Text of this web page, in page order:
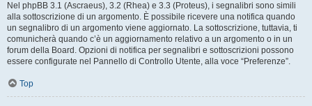
Nel phpBB 3.1 (Ascraeus), 3.2 (Rhea) e 3.3 (Proteus), i segnalibri sono simili
alla sottoscrizione di un argomento. È possibile ricevere una notifica quando
un segnalibro di un argomento viene aggiornato. La sottoscrizione, tuttavia, ti
comunicherà quando c’è un aggiornamento relativo a un argomento o in un
forum della Board. Opzioni di notifica per segnalibri e sottoscrizioni possono
essere configurate nel Pannello di Controllo Utente, alla voce “Preferenze”.
Top